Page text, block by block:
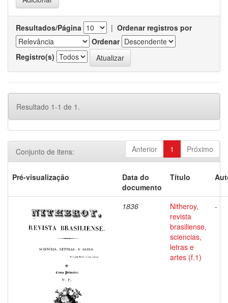
Resultados/Página | Ordenar registros por
Ordenar
Registro(s)
Resultado 1-1 de 1.
Anterior 1 Próximo
Conjunto de itens:
Pré-visualização
Data do
documento
Título
1836
Nitheroy,
revista
brasiliense,
sciencias,
letras e
artes (f.1)
-